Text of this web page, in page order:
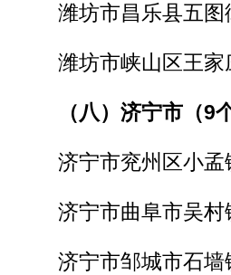
潍坊市昌乐县五
潍坊市峡山区王
（八）济宁市（9
济宁市兖州区小孟
济宁市曲阜市吴村
济宁市邹城市石墙